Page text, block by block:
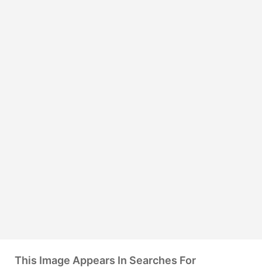
This Image Appears In Searches For